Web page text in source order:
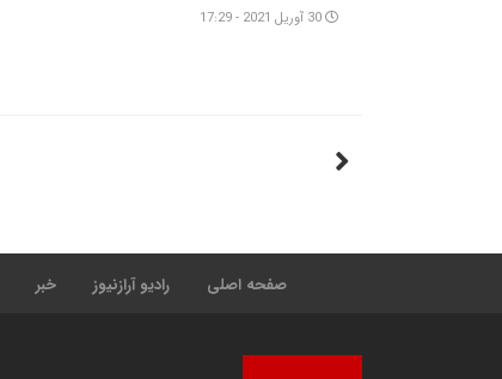
30 آوریل 2021 - 17:29
صفحه اصلی رادیو آرازنیوز خبر